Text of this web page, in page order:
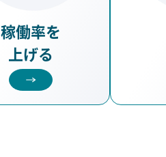
稼働率を
上げる